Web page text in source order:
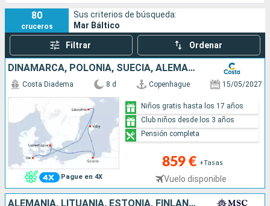
vida.
80
cruceros
Sus criterios de búsqueda:
Mar Báltico
Filtrar Ordenar
DINAMARCA, POLONIA, SUECIA, ALEMANIA
Pague en 4X
Costa Diadema 8 d Copenhague 15/05/2027
859 € +Tasas
Vuelo disponible
Niños gratis hasta los 17 años
Club niños desde los 3 años
Pensión completa
ALEMANIA, LITUANIA, ESTONIA, FINLANDIA, SUECIA, DINAMARCA